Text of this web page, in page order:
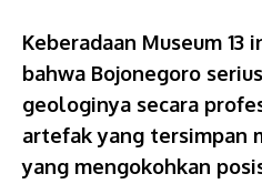
Keberadaan Museum 13
bahwa Bojonegoro
geologinya secara
artefak yang tersimpan
yang mengokohkan